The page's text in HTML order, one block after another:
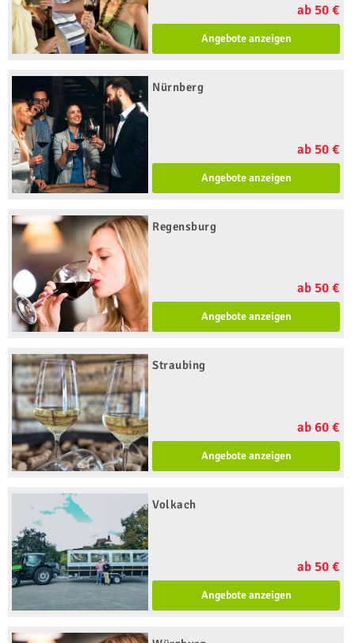
ab 50 €
Angebote anzeigen
Nürnberg
ab 50 €
Angebote anzeigen
Regensburg
ab 50 €
Angebote anzeigen
Straubing
ab 60 €
Angebote anzeigen
Volkach
ab 50 €
Angebote anzeigen